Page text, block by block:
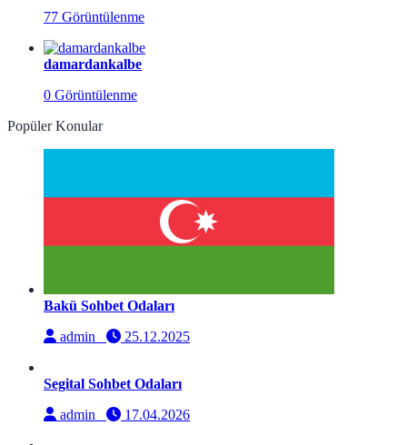
77 Görüntülenme
damardankalbe
0 Görüntülenme
Popüler Konular
Bakü Sohbet Odaları
admin
25.12.2025
Segital Sohbet Odaları
admin
17.04.2026